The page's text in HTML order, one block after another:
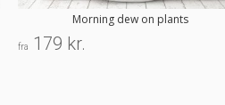
Morning dew on plants
fra 179 kr.